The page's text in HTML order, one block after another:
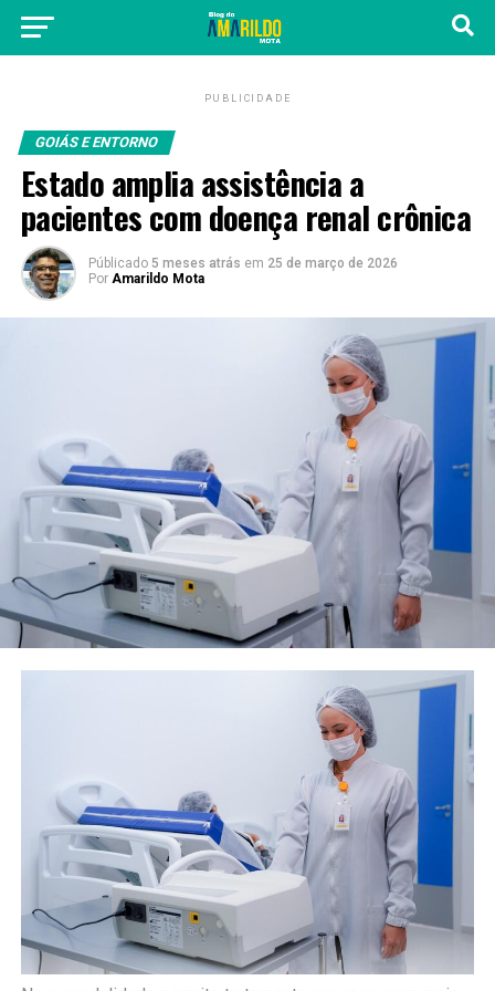
PUBLICIDADE
GOIÁS E ENTORNO
Estado amplia assistência a
pacientes com doença renal crônica
Públicado 5 meses atrás em 25 de março de 2026
Por Amarildo Mota